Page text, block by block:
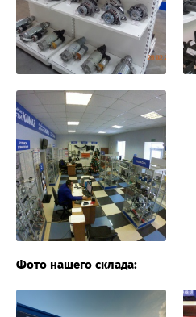
Фото нашего склада: